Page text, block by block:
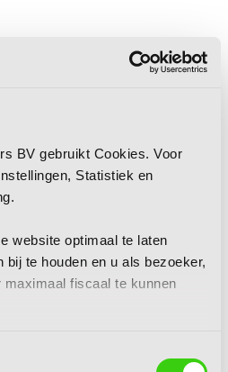
BV gebruikt Cookies. Voor
Statistiek en
website optimaal te laten
te houden en u als bezoeker,
fiscaal te kunnen